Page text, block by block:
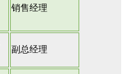
销售经理
副总经理